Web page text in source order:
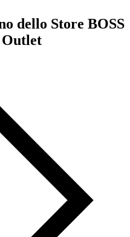
dello Store BOSS
Outlet